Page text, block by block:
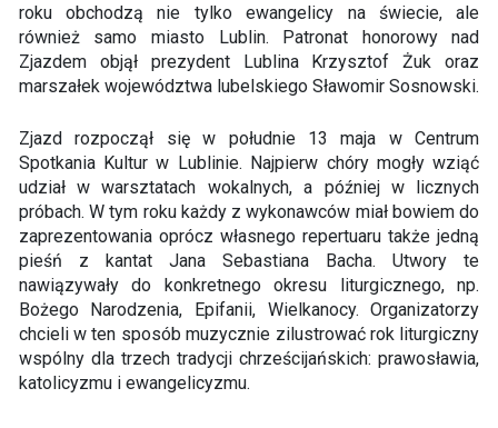
roku obchodzą nie tylko ewangelicy na świecie, ale
również samo miasto Lublin. Patronat honorowy nad
Zjazdem objął prezydent Lublina Krzysztof Żuk oraz
marszałek województwa lubelskiego Sławomir Sosnowski.
Zjazd rozpoczął się w południe 13 maja w Centrum
Spotkania Kultur w Lublinie. Najpierw chóry mogły wziąć
udział w warsztatach wokalnych, a później w licznych
próbach. W tym roku każdy z wykonawców miał bowiem do
zaprezentowania oprócz własnego repertuaru także jedną
pieśń z kantat Jana Sebastiana Bacha. Utwory te
nawiązywały do konkretnego okresu liturgicznego, np.
Bożego Narodzenia, Epifanii, Wielkanocy. Organizatorzy
chcieli w ten sposób muzycznie zilustrować rok liturgiczny
wspólny dla trzech tradycji chrześcijańskich: prawosławia,
katolicyzmu i ewangelicyzmu.